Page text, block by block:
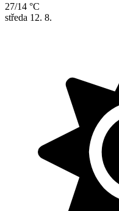
27/14 °C
středa 12. 8.